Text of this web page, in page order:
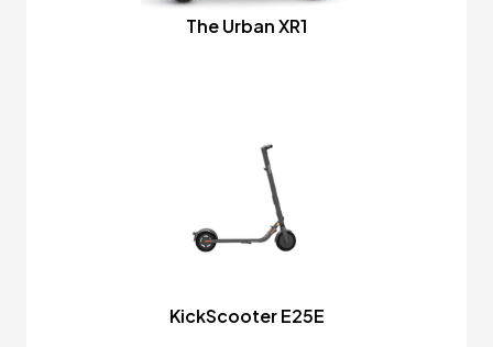
The Urban XR1
KickScooter E25E